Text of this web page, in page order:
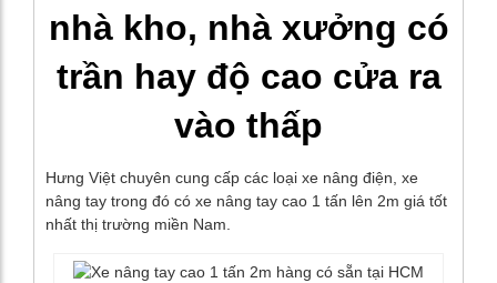
nhà kho, nhà xưởng có
trần hay độ cao cửa ra
vào thấp
Hưng Việt chuyên cung cấp các loại xe nâng điện, xe
nâng tay trong đó có xe nâng tay cao 1 tấn lên 2m giá tốt
nhất thị trường miền Nam.